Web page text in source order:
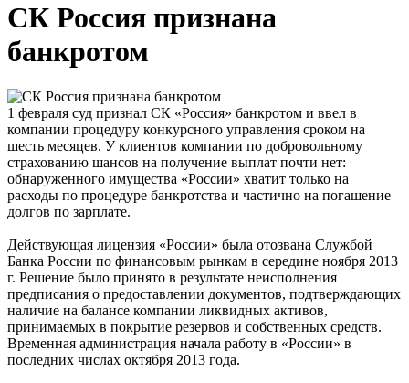
СК Россия признана
банкротом
1 февраля суд признал СК «Россия» банкротом и ввел в
компании процедуру конкурсного управления сроком на
шесть месяцев. У клиентов компании по добровольному
страхованию шансов на получение выплат почти нет:
обнаруженного имущества «России» хватит только на
расходы по процедуре банкротства и частично на погашение
долгов по зарплате.
Действующая лицензия «России» была отозвана Службой
Банка России по финансовым рынкам в середине ноября 2013
г. Решение было принято в результате неисполнения
предписания о предоставлении документов, подтверждающих
наличие на балансе компании ликвидных активов,
принимаемых в покрытие резервов и собственных средств.
Временная администрация начала работу в «России» в
последних числах октября 2013 года.